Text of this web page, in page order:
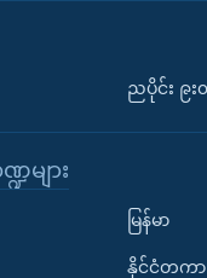
ညပိုင်း ၉း
များ
မြန်မာ
နိုင်ငံတကာ